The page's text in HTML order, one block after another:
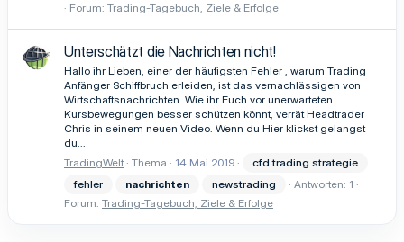
Forum: Trading-Tagebuch, Ziele & Erfolge
Unterschätzt die Nachrichten nicht!
Hallo ihr Lieben, einer der häufigsten Fehler , warum Trading
Anfänger Schiffbruch erleiden, ist das vernachlässigen von
Wirtschaftsnachrichten. Wie ihr Euch vor unerwarteten
Kursbewegungen besser schützen könnt, verrät Headtrader
Chris in seinem neuen Video. Wenn du Hier klickst gelangst
du...
TradingWelt Thema 14 Mai 2019
cfd trading strategie
fehler
nachrichten newstrading
Antworten: 1
Forum: Trading-Tagebuch, Ziele & Erfolge